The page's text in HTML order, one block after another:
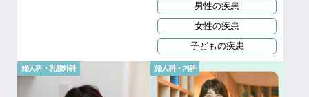
男性の疾患
女性の疾患
子どもの疾患
婦人科・乳腺外科 婦人科・内科